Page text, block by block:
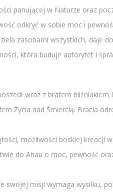
panującej w Naturze oraz
odkryć w sobie moc i
zasobami wszystkich, daje
która buduje autorytet i
wraz z bratem
Życia nad Śmiercią. Bracia
możliwości boskiej kreacji
do Ahau o moc, pewność
swojej misji wymaga wysiłku,